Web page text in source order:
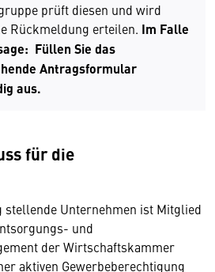
prüft diesen und wird
Rückmeldung erteilen. Im Falle
Füllen Sie das
Antragsformular
aus.
für die
stellende Unternehmen ist Mitglied
und
der Wirtschaftskammer
aktiven Gewerbeberechtigung